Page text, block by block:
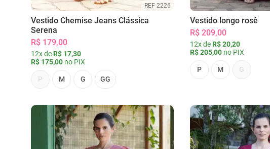
REF 2226
Vestido Chemise Jeans Clássica
Serena
R$ 179,00
12x de R$ 17,30
R$ 175,00 no PIX
P M G GG
Vestido longo rosê
R$ 209,00
12x de R$ 20,20
R$ 205,00no PIX
P M G